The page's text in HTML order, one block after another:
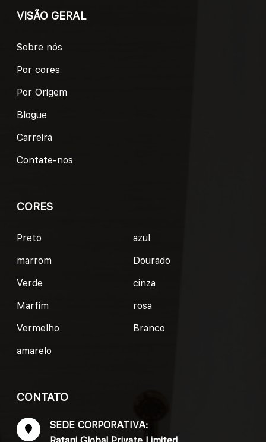
VISÃO GERAL
Sobre nós
Por cores
Por Origem
Blogue
Carreira
Contate-nos
CORES
Preto
azul
marrom
Dourado
Verde
cinza
Marfim
rosa
Vermelho
Branco
amarelo
CONTATO
SEDE CORPORATIVA: